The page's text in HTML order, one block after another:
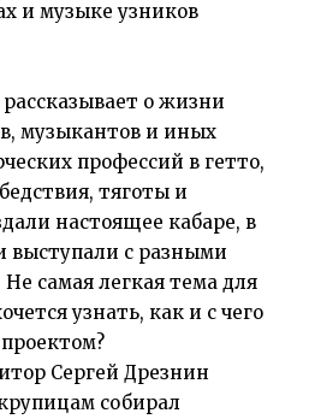
и музыке узников
о жизни
музыкантов и иных
профессий в гетто,
тяготы и
настоящее кабаре, в
выступали с разными
самая легкая тема для
узнать, как и с чего
Сергей Дрезнин
собирал